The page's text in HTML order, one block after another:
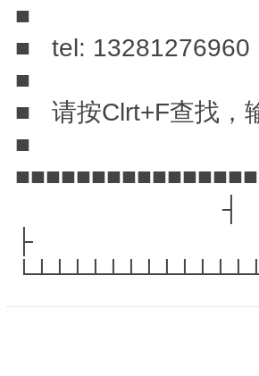
■
■ tel:
■
■ 请按Clrt+F查找，
■
┤
├